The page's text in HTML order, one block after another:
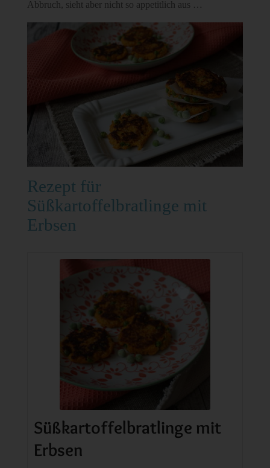
Abbruch, sieht aber nicht so appetitlich aus …
Rezept für
Süßkartoffelbratlinge mit
Erbsen
Süßkartoffelbratlinge mit
Erbsen